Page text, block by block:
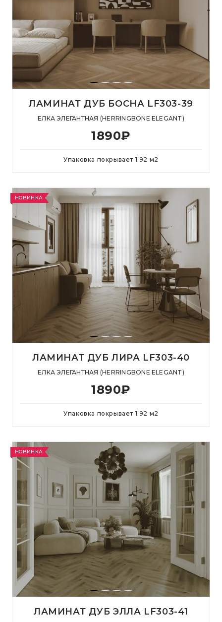
ЛАМИНАТ ДУБ БОСНА LF303-39
ЕЛКА ЭЛЕГАНТНАЯ (HERRINGBONE ELEGANT)
1890₽
Упаковка покрывает 1.92 м2
НОВИНКА
ЛАМИНАТ ДУБ ЛИРА LF303-40
ЕЛКА ЭЛЕГАНТНАЯ (HERRINGBONE ELEGANT)
1890₽
Упаковка покрывает 1.92 м2
НОВИНКА
ЛАМИНАТ ДУБ ЭЛЛА LF303-41